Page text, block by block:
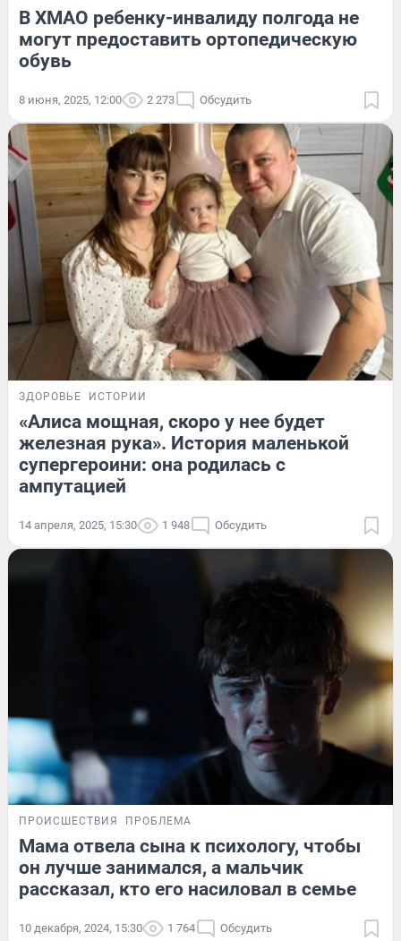
В ХМАО ребенку-инвалиду полгода не
могут предоставить ортопедическую
обувь
8 июня, 2025, 12:00 2 273 Обсудить
ЗДОРОВЬЕ ИСТОРИИ
«Алиса мощная, скоро у нее будет
железная рука». История маленькой
супергероини: она родилась с
ампутацией
14 апреля, 2025, 15:30 1 948 Обсудить
ПРОИСШЕСТВИЯ ПРОБЛЕМА
Мама отвела сына к психологу, чтобы
он лучше занимался, а мальчик
рассказал, кто его насиловал в семье
10 декабря, 2024, 15:30 1 764 Обсудить